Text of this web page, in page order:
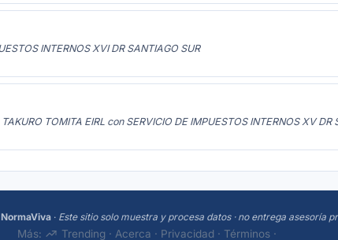
INTERNOS XVI DR SANTIAGO SUR
TOMITA EIRL con SERVICIO DE IMPUESTOS INTERNOS XV DR
NormaViva · Este sitio solo muestra y procesa datos · no entrega asesoría
Más: Trending · Acerca · Privacidad · Términos·